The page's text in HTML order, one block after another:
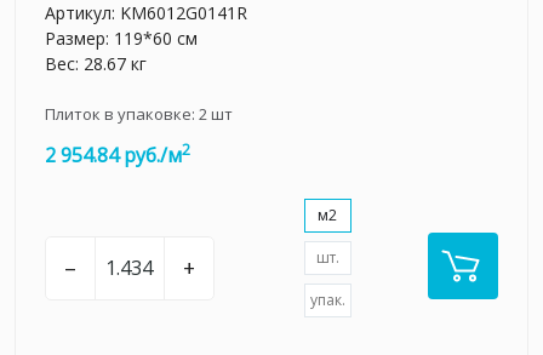
Артикул: KM6012G0141R
Размер: 119*60 см
Вес: 28.67 кг
Плиток в упаковке: 2шт
2 954.84 руб./м2
– +
м2
шт.
упак.